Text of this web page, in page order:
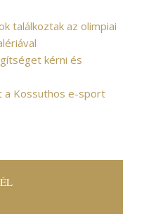
találkoztak az olimpiai
kérni és
a Kossuthos e-sport